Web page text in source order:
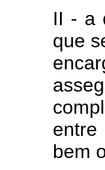
II - a
que
bem